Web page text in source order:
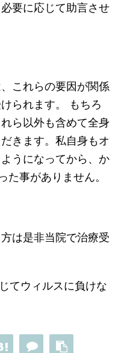
要に応じて助言させ
これらの要因が関係
られます。 もちろ
ら以外も含めて全身
きます。私自身もオ
うになってから、か
事がありません。
は是非当院で治療受
てウィルスに負けな